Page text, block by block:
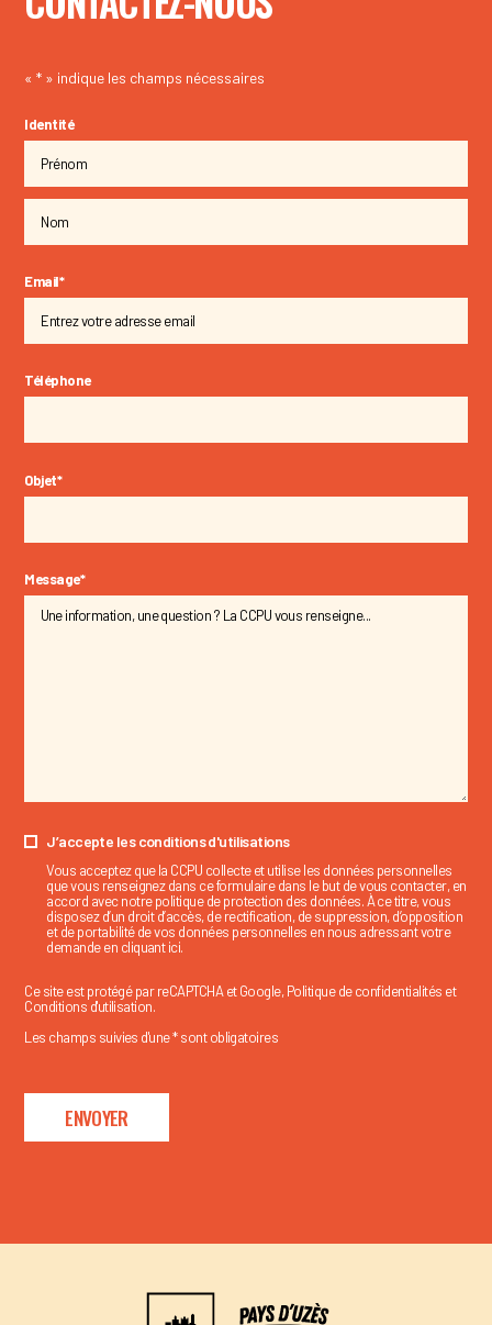
«* » indique les champs nécessaires
Identité
Email*
Téléphone
Objet*
Message*
J’accepte les conditions d'utilisations
Vous acceptez que la CCPU collecte et utilise les données personnelles
que vous renseignez dans ce formulaire dans le but de vous contacter, en
accord avec notre politique de protection des données. À ce titre, vous
disposez d’un droit d’accès, de rectification, de suppression, d’opposition
et de portabilité de vos données personnelles en nous adressant votre
demande en cliquant ici.
Ce site est protégé par reCAPTCHA et Google,Politique de confidentialités et
Conditions d'utilisation.
Les champs suivies d'une * sont obligatoires